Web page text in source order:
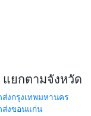
แยกตามจังหวัด
ส่งกรุงเทพมหานคร
ส่งขอนแก่น